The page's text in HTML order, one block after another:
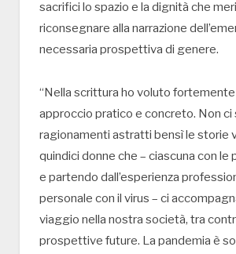
sacrifici lo spazio e la dignità che
riconsegnare alla narrazione
necessaria prospettiva di genere.
“Nella scrittura ho voluto
approccio pratico e concreto. Non ci
ragionamenti astratti bensì le storie
quindici donne che – ciascuna con le
e partendo dall’esperienza
personale con il virus – ci
viaggio nella nostra società, tra
prospettive future. La pandemia è